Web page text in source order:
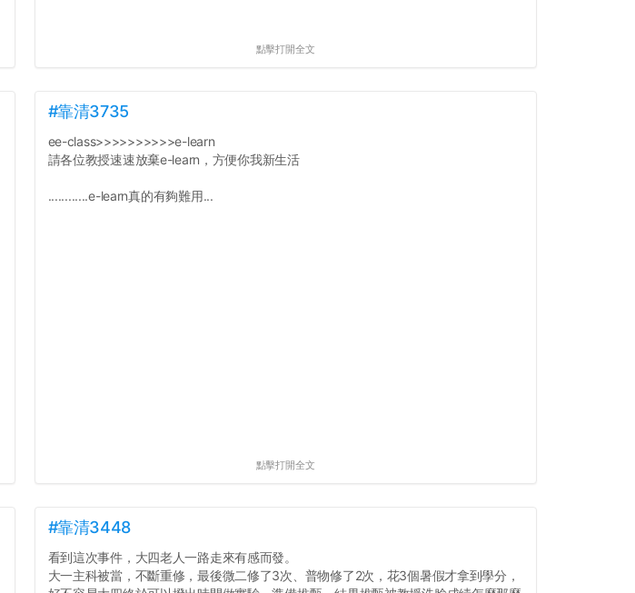
點擊打開全文
#靠清3735
ee-class>>>>>>>>>>e-learn
請各位教授速速放棄e-learn，方便你我新生活
............e-learn真的有夠難用...
點擊打開全文
#靠清3448
看到這次事件，大四老人一路走來有感而發。
大一主科被當，不斷重修，最後微二修了3次、普物修了2次，花3個暑假才拿到學分，